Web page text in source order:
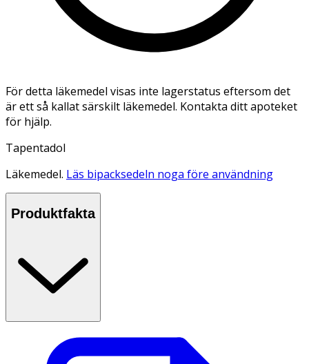
För detta läkemedel visas inte lagerstatus eftersom det
är ett så kallat särskilt läkemedel. Kontakta ditt apoteket
för hjälp.
Tapentadol
Läkemedel. Läs bipacksedeln noga före användning
Produktfakta